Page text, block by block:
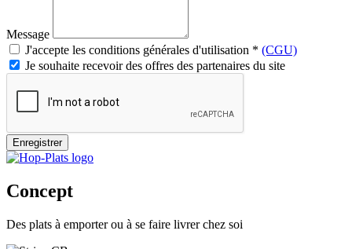
Message
J'accepte les conditions générales d'utilisation * (CGU)
Je souhaite recevoir des offres des partenaires du site
Enregistrer
Concept
Des plats à emporter ou à se faire livrer chez soi